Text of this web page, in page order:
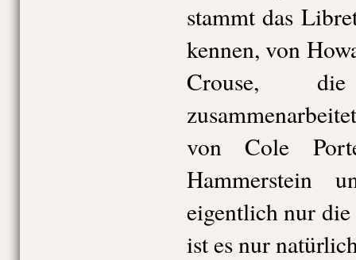
stammt das
kennen, von
Crouse,
von Cole
Hammerstein
eigentlich nur
ist es nur